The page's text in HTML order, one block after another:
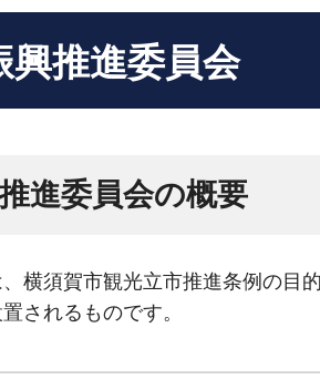
興推進委員会
進委員会の概要
横須賀市観光立市推進条例の目
されるものです。